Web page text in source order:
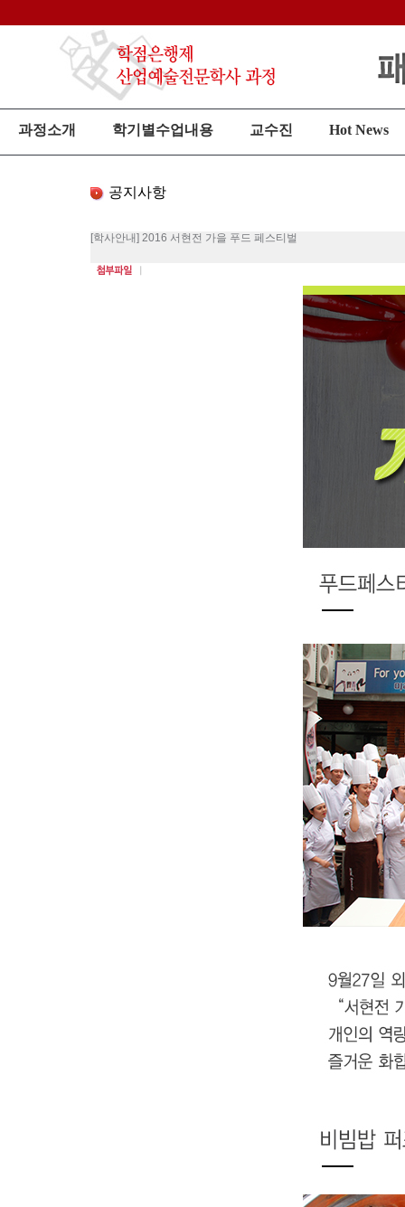
과정소개 학기별수업내용 교수진 Hot News
공지사항
[학사안내] 2016 서현전 가을 푸드 페스티벌